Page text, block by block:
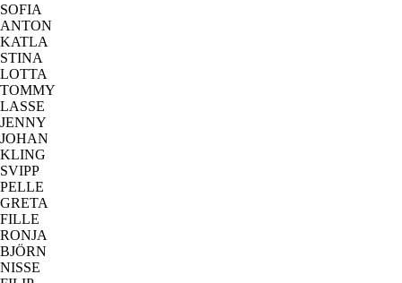
SOFIA
ANTON
KATLA
STINA
LOTTA
TOMMY
LASSE
JENNY
JOHAN
KLING
SVIPP
PELLE
GRETA
FILLE
RONJA
BJÖRN
NISSE